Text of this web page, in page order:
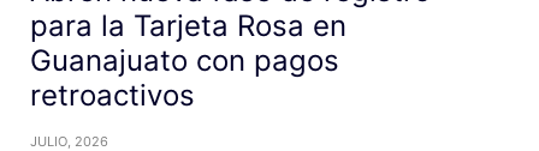
para la Tarjeta Rosa en
Guanajuato con pagos
retroactivos
JULIO, 2026